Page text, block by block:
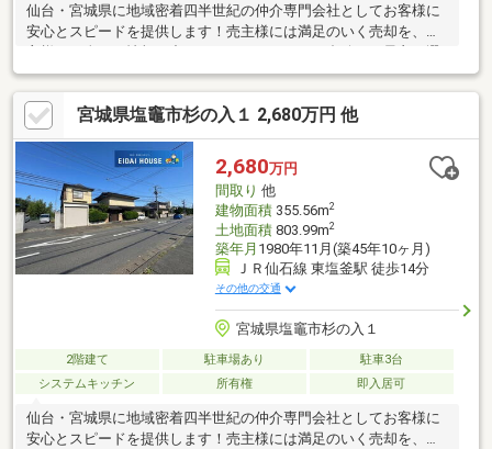
仙台・宮城県に地域密着四半世紀の仲介専門会社としてお客様に
安心とスピードを提供します！売主様には満足のいく売却を、買
択をご提案させて頂きます！
宮城県塩竈市杉の入１ 2,680万円 他
2,680万円
間取り 他
建物面積355.56m2
土地面積803.99m2
築年月 1980年11月(築45年10ヶ月)
ＪＲ仙石線 東塩釜駅 徒歩14分
その他の交通
宮城県塩竈市杉の入１
2階建て 駐車場あり
駐車3台
システムキッチン
所有権 即入居可
仙台・宮城県に地域密着四半世紀の仲介専門会社としてお客様に
安心とスピードを提供します！売主様には満足のいく売却を、買